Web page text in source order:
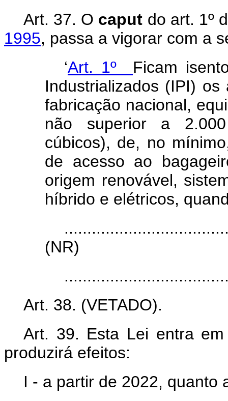
Art. 37. O caput do art. 1º
1995, passa a vigorar com a
‘Art. 1º Ficam
Industrializados (IPI)
fabricação nacional,
não superior a
cúbicos), de, no
de acesso ao
origem renovável,
híbrido e elétricos,
(NR)
Art. 38. (VETADO).
Art. 39. Esta Lei entra
produzirá efeitos:
I - a partir de 2022, quanto